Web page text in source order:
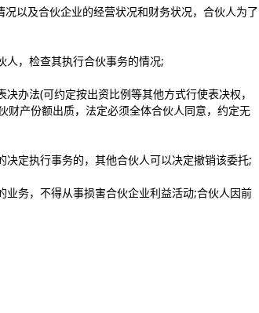
以及合伙企业的经营状况和财务状况，合伙人为了
人，检查其执行合伙事务的情况;
办法(可约定按出资比例等其他方式行使表决权，
财产份额出质，法定必须全体合伙人同意，约定无
定执行事务的，其他合伙人可以决定撤销该委托;
务，不得从事损害合伙企业利益活动;合伙人因前